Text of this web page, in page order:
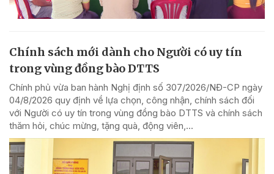
Chính sách mới dành cho Người có uy tín
trong vùng đồng bào DTTS
Chính phủ vừa ban hành Nghị định số 307/2026/NĐ-CP ngày
04/8/2026 quy định về lựa chọn, công nhận, chính sách đối
với Người có uy tín trong vùng đồng bào DTTS và chính sách
thăm hỏi, chúc mừng, tặng quà, động viên,...